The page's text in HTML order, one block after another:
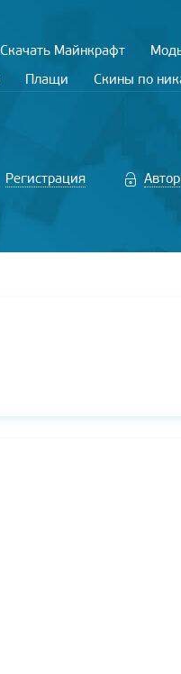
Скачать Майнкрафт
Плащи Скины по
Регистрация